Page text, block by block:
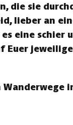
die sie
lieber an
eine schier